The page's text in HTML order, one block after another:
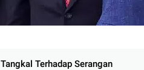
Tangkal Terhadap Serangan